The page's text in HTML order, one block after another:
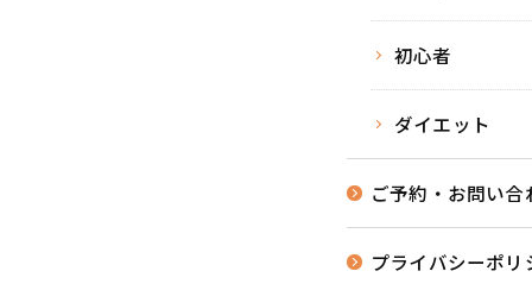
初心者
ダイエット
ご予約・お問い合
プライバシーポリ